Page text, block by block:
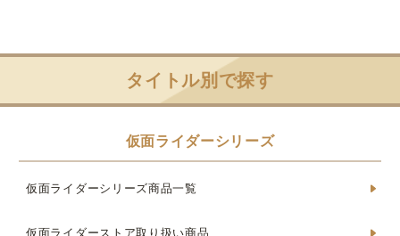
タイトル別で探す
仮面ライダーシリーズ
仮面ライダーシリーズ商品一覧
仮面ライダーストア取り扱い商品